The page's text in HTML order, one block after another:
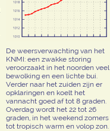
De weersverwachting van het
KNMI: een zwakke storing
veroorzaakt in het noorden veel
bewolking en een lichte bui.
Verder naar het zuiden zijn er
opklaringen en koelt het
vannacht goed af tot 8 graden.
Overdag wordt het 22 tot 26
graden, in het weekend zomers
tot tropisch warm en volop zon.